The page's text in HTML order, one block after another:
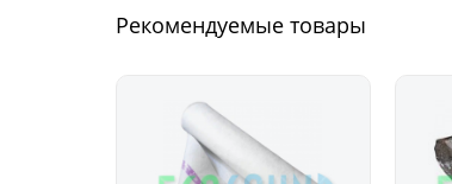
Рекомендуемые товары